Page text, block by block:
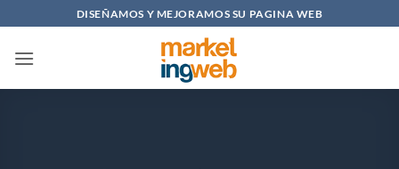
al
contenido
DISEÑAMOS Y MEJORAMOS SU PAGINA WEB